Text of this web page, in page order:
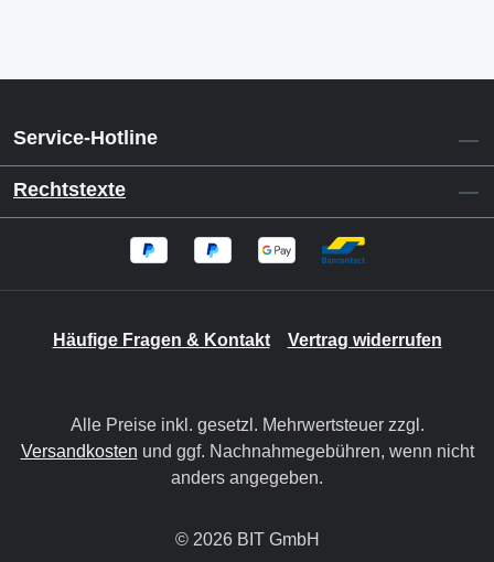
Service-Hotline
Rechtstexte
Häufige Fragen & Kontakt Vertrag widerrufen
Alle Preise inkl. gesetzl. Mehrwertsteuer zzgl.
Versandkosten und ggf. Nachnahmegebühren, wenn nicht
anders angegeben.
© 2026 BIT GmbH